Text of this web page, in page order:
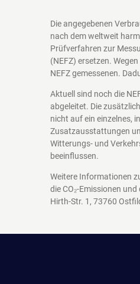
Die angegebenen
nach dem weltweit
Prüfverfahren zur
(NEFZ) ersetzen.
NEFZ gemessenen.
Aktuell sind noch die
abgeleitet. Die
nicht auf ein einzelnes,
Zusatzausstattungen
Witterungs- und
beeinflussen.
Weitere Informationen
die CO₂-Emissionen
Hirth-Str. 1, 73760